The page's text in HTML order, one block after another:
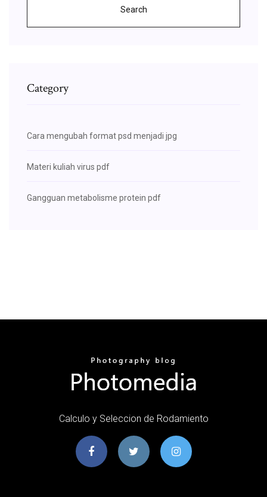
Search
Category
Cara mengubah format psd menjadi jpg
Materi kuliah virus pdf
Gangguan metabolisme protein pdf
Calculo y Seleccion de Rodamiento